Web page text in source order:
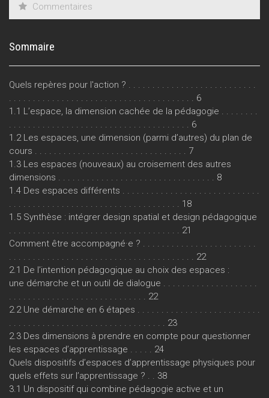
Commentaires
Sommaire
Quels repères pour l'action ? . . . . . . . . . . . . . . . . . . . . . . . . . . .
. . . . . . . . . . . . . . . . . . . . . . . . . . . . . . . . . . . . . . . 6
1.1 L’espace, la dimension cachée de la pédagogie . . . . . . . .
. . . . . . . . . . . . . . . . . . . . . . . . . . . . . . . . . . . . . . 6
1.2 Les espaces, une dimension (parmi d’autres) du plan de
cours . . . . . . . . . . . . . . . . . . . . . . . . . . . . . . . . 7
1.3 Les espaces (nouveaux) au croisement des autres
dimensions . . . . . . . . . . . . . . . . . . . . . . . . . . . . . . . . . 8
1.4 Des espaces différents . . . . . . . . . . . . . . . . . . . . . . . . . . . . .
. . . . . . . . . . . . . . . . . . . . . . . . . . . . . . . . . . . . 18
1.5 Synthèse : intégrer design spatial et design pédagogique
. . . . . . . . . . . . . . . . . . . . . . . . . . . . . . . . . . . . 21
Comment être accompagné·e ? . . . . . . . . . . . . . . . . . . . . . . . .
. . . . . . . . . . . . . . . . . . . . . . . . . . . . . . . . . . . . . . . 22
2.1 De l’intention pédagogique au choix des espaces :
une démarche et un outil de dialogue . . . . . . . . . . . . . . . . . . . .
. . . . . . . . . . . . . . . . . . . . . . . . . . . . . 22
2.2 Une démarche en 6 étapes . . . . . . . . . . . . . . . . . . . . . . . . . .
. . . . . . . . . . . . . . . . . . . . . . . . . . . . . . . . . 23
2.3 Des dimensions à prendre en compte pour questionner
les espaces d’apprentissage . . . . . 24
Quels dispositifs d’espaces d’apprentissage physiques pour
quels effets sur l’apprentissage ? . . 38
3.1 Un dispositif qui combine pédagogie active et un